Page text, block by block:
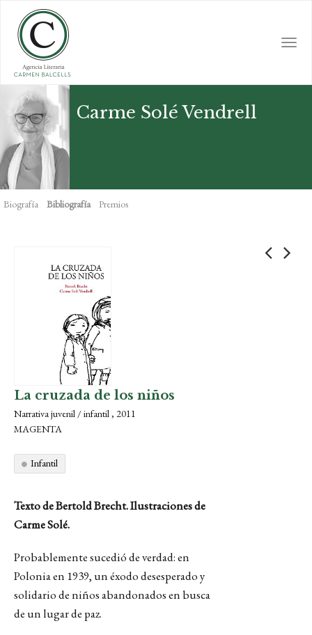
main
content
Carme Solé Vendrell
Biografía Bibliografía Premios
La cruzada de los niños
Narrativa juvenil / infantil , 2011
MAGENTA
Infantil
Texto de Bertold Brecht. Ilustraciones de
Carme Solé.
Probablemente sucedió de verdad: en
Polonia en 1939, un éxodo desesperado y
solidario de niños abandonados en busca
de un lugar de paz.